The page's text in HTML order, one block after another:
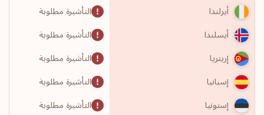
أيرلندا
التأشيرة مطلوبة
أيسلندا
التأشيرة مطلوبة
إريتريا
التأشيرة مطلوبة
إسبانيا
التأشيرة مطلوبة
إستونيا
التأشيرة مطلوبة